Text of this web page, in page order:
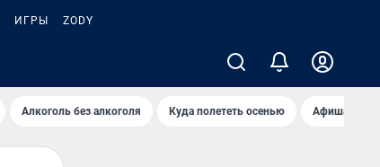
ИГРЫ ZODY
Алкоголь без алкоголя Куда полететь осенью Афиша на